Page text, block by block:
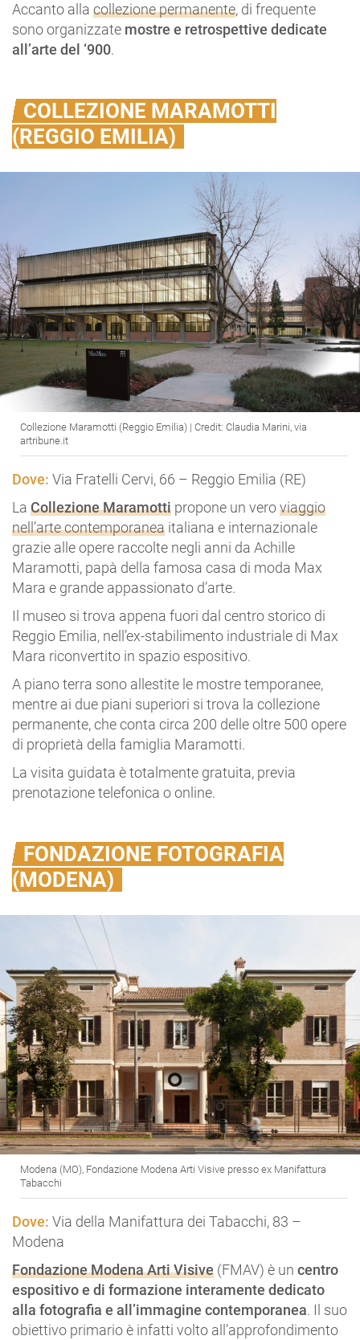
Accanto alla collezione permanente, di frequente
sono organizzate mostre e retrospettive dedicate
all’arte del ‘900.
COLLEZIONE MARAMOTTI
(REGGIO EMILIA)
Collezione Maramotti (Reggio Emilia) | Credit: Claudia Marini, via
artribune.it
Dove: Via Fratelli Cervi, 66 – Reggio Emilia (RE)
La Collezione Maramotti propone un veroviaggio
nell’arte contemporanea italiana e internazionale
grazie alle opere raccolte negli anni da Achille
Maramotti, papà della famosa casa di moda Max
Mara e grande appassionato d’arte.
Il museo si trova appena fuori dal centro storico di
Reggio Emilia, nell’ex-stabilimento industriale di Max
Mara riconvertito in spazio espositivo.
A piano terra sono allestite le mostre temporanee,
mentre ai due piani superiori si trova la collezione
permanente, che conta circa 200 delle oltre 500 opere
di proprietà della famiglia Maramotti.
La visita guidata è totalmente gratuita, previa
prenotazione telefonica o online.
FONDAZIONE FOTOGRAFIA
(MODENA)
Modena (MO), Fondazione Modena Arti Visive presso ex Manifattura
Tabacchi
Dove: Via della Manifattura dei Tabacchi, 83 –
Modena
Fondazione Modena Arti Visive (FMAV) è un centro
espositivo e di formazione interamente dedicato
alla fotografia e all’immagine contemporanea. Il suo
obiettivo primario è infatti volto all’approfondimento